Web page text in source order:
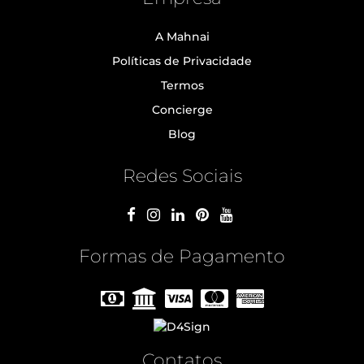
A Mahnai
Políticas de Privacidade
Termos
Concierge
Blog
Redes Sociais
Formas de Pagamento